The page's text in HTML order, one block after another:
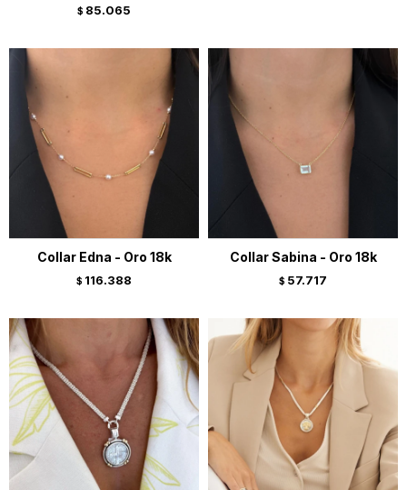
$ 85.065
Collar Edna - Oro 18k
$ 116.388
Collar Sabina - Oro 18k
$ 57.717